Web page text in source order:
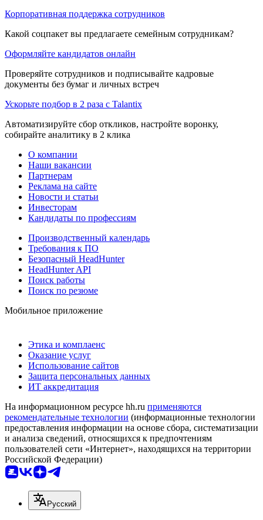
Корпоративная поддержка сотрудников
Какой соцпакет вы предлагаете семейным сотрудникам?
Оформляйте кандидатов онлайн
Проверяйте сотрудников и подписывайте кадровые
документы без бумаг и личных встреч
Ускорьте подбор в 2 раза с Talantix
Автоматизируйте сбор откликов, настройте воронку,
собирайте аналитику в 2 клика
О компании
Наши вакансии
Партнерам
Реклама на сайте
Новости и статьи
Инвесторам
Кандидаты по профессиям
Производственный календарь
Требования к ПО
Безопасный HeadHunter
HeadHunter API
Поиск работы
Поиск по резюме
Мобильное приложение
Этика и комплаенс
Оказание услуг
Использование сайтов
Защита персональных данных
ИТ аккредитация
На информационном ресурсе hh.ru применяются
рекомендательные технологии (информационные технологии
предоставления информации на основе сбора, систематизации
и анализа сведений, относящихся к предпочтениям
пользователей сети «Интернет», находящихся на территории
Российской Федерации)
Русский